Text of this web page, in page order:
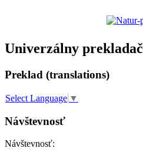
Univerzálny prekladač
Preklad (translations)
Select Language ▼
Návštevnosť
Návštevnosť: